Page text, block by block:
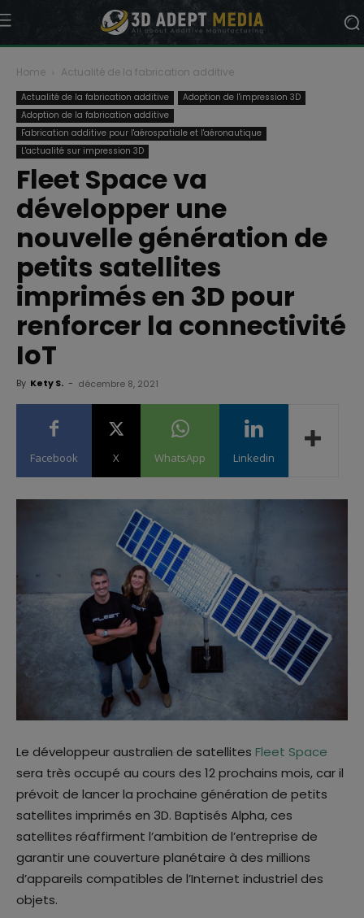
Home Actualité de la fabrication additive
Actualité de la fabrication additive
Adoption de l'impression 3D
Adoption de la fabrication additive
Fabrication additive pour l'aérospatiale et l'aéronautique
L'actualité sur impression 3D
Fleet Space va
développer une
nouvelle génération de
petits satellites
imprimés en 3D pour
renforcer la connectivité
IoT
By Kety S. - décembre 8, 2021
Facebook X WhatsApp Linkedin
Le développeur australien de satellites Fleet Space
sera très occupé au cours des 12 prochains mois, car il
prévoit de lancer la prochaine génération de petits
satellites imprimés en 3D. Baptisés Alpha, ces
satellites réaffirment l’ambition de l’entreprise de
garantir une couverture planétaire à des millions
d’appareils compatibles de l’Internet industriel des
objets.